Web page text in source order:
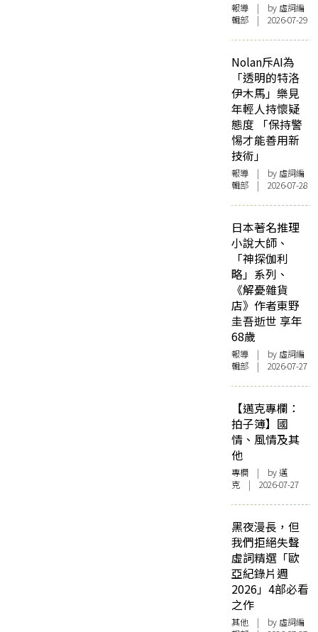
報導 | by 虛詞編
輯部 | 2026-07-29
Nolan斥AI為
「透明的特洛
伊木馬」樂見
年輕人持懷疑
態度 「保持警
惕才能善用新
技術」
報導 | by 虛詞編
輯部 | 2026-07-28
日本著名推理
小說大師、
「神探伽利
略」系列、
《解憂雜貨
店》作者東野
圭吾逝世 享年
68歲
報導 | by 虛詞編
輯部 | 2026-07-27
【邁克專欄：
拍子簿】國
情、風情及其
他
專欄 | by邁
克 | 2026-07-27
黑夜漫長，但
我們拒絕失聲
虛詞精選「歐
亞紀錄片週
2026」4部必看
之作
其他 | by 虛詞編